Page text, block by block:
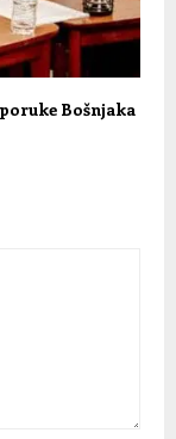
Bošnjaka